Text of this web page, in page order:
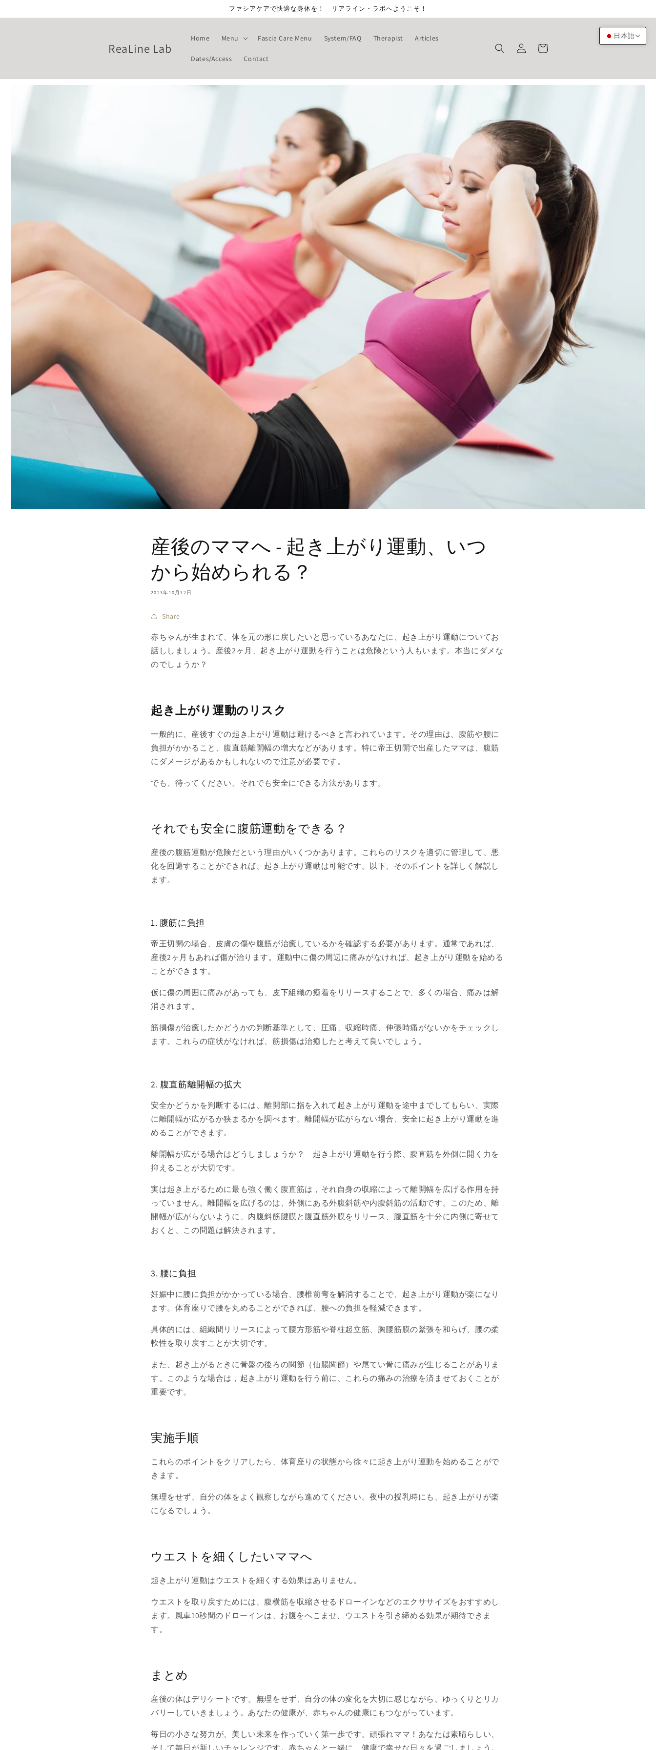
進む
ファシアケアで快適な身体を！ リアライン・ラボへようこそ！
ReaLine Lab
Home Menu Fascia Care Menu System/FAQ Therapist Articles
Dates/Access Contact
グ
イ
ー
産後のママへ - 起き上がり運動、いつ
から始められる？
2023年10月12日
Share
赤ちゃんが生まれて、体を元の形に戻したいと思っているあなたに、起き上がり運動についてお
話ししましょう。産後2ヶ月、起き上がり運動を行うことは危険という人もいます。本当にダメな
のでしょうか？
起き上がり運動のリスク
一般的に、産後すぐの起き上がり運動は避けるべきと言われています。その理由は、腹筋や腰に
負担がかかること、腹直筋離開幅の増大などがあります。特に帝王切開で出産したママは、腹筋
にダメージがあるかもしれないので注意が必要です。
でも、待ってください。それでも安全にできる方法があります。
それでも安全に腹筋運動をできる？
産後の腹筋運動が危険だという理由がいくつかあります。これらのリスクを適切に管理して、悪
化を回避することができれば、起き上がり運動は可能です。以下、そのポイントを詳しく解説し
ます。
1. 腹筋に負担
帝王切開の場合、皮膚の傷や腹筋が治癒しているかを確認する必要があります。通常であれば、
産後2ヶ月もあれば傷が治ります。運動中に傷の周辺に痛みがなければ、起き上がり運動を始める
ことができます。
仮に傷の周囲に痛みがあっても、皮下組織の癒着をリリースすることで、多くの場合、痛みは解
消されます。
筋損傷が治癒したかどうかの判断基準として、圧痛、収縮時痛、伸張時痛がないかをチェックし
ます。これらの症状がなければ、筋損傷は治癒したと考えて良いでしょう。
2. 腹直筋離開幅の拡大
安全かどうかを判断するには、離開部に指を入れて起き上がり運動を途中までしてもらい、実際
に離開幅が広がるか狭まるかを調べます。離開幅が広がらない場合、安全に起き上がり運動を進
めることができます。
離開幅が広がる場合はどうしましょうか？ 起き上がり運動を行う際、腹直筋を外側に開く力を
抑えることが大切です。
実は起き上がるために最も強く働く腹直筋は，それ自身の収縮によって離開幅を広げる作用を持
っていません。離開幅を広げるのは、外側にある外腹斜筋や内腹斜筋の活動です。このため、離
開幅が広がらないように、内腹斜筋腱膜と腹直筋外膜をリリース、腹直筋を十分に内側に寄せて
おくと、この問題は解決されます。
3. 腰に負担
妊娠中に腰に負担がかかっている場合、腰椎前弯を解消することで、起き上がり運動が楽になり
ます。体育座りで腰を丸めることができれば、腰への負担を軽減できます。
具体的には、組織間リリースによって腰方形筋や脊柱起立筋、胸腰筋膜の緊張を和らげ、腰の柔
軟性を取り戻すことが大切です。
また、起き上がるときに骨盤の後ろの関節（仙腸関節）や尾てい骨に痛みが生じることがありま
す。このような場合は，起き上がり運動を行う前に、これらの痛みの治療を済ませておくことが
重要です。
実施手順
これらのポイントをクリアしたら、体育座りの状態から徐々に起き上がり運動を始めることがで
きます。
無理をせず、自分の体をよく観察しながら進めてください。夜中の授乳時にも、起き上がりが楽
になるでしょう。
ウエストを細くしたいママへ
起き上がり運動はウエストを細くする効果はありません。
ウエストを取り戻すためには、腹横筋を収縮させるドローインなどのエクササイズをおすすめし
ます。風車10秒間のドローインは、お腹をへこませ、ウエストを引き締める効果が期待できま
す。
まとめ
産後の体はデリケートです。無理をせず、自分の体の変化を大切に感じながら、ゆっくりとリカ
バリーしていきましょう。あなたの健康が、赤ちゃんの健康にもつながっています。
毎日の小さな努力が、美しい未来を作っていく第一歩です。頑張れママ！あなたは素晴らしい、
そして毎日が新しいチャレンジです。赤ちゃんと一緒に、健康で幸せな日々を過ごしましょう。
日本語